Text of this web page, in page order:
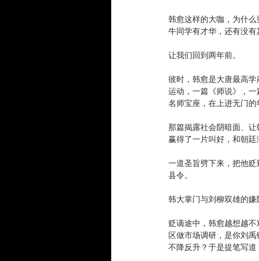
韩愈这样的大咖，为什
牛同学有才华，还有没有
让我们回到两年前。
彼时，韩愈是大唐最高
运动，一篇《师说》，
名师宝座，在上进无门的
那篇揭露社会阴暗面、
赢得了一片叫好，和朝廷
一道圣旨劈下来，把他
县令。
韩大掌门与刘柳双雄的嫌
贬谪途中，韩愈越想越
区做市场调研，是你刘
不降反升？于是提笔写道